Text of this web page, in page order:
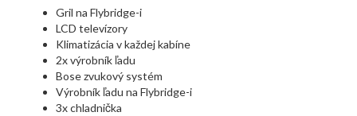
Gril na Flybridge-i
LCD televízory
Klimatizácia v každej kabíne
2x výrobník ľadu
Bose zvukový systém
Výrobník ľadu na Flybridge-i
3x chladnička